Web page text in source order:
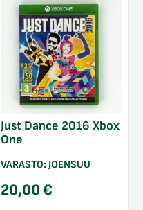
Just Dance 2016 Xbox
One
VARASTO: JOENSUU
20,00€